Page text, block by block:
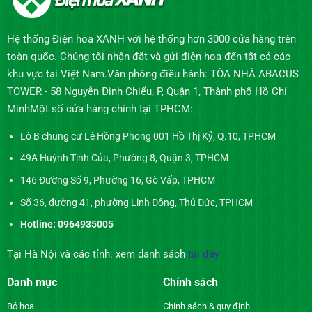
Hệ thống Điện hoa XANH với hệ thống hơn 3000 cửa hàng trên
toàn quốc. Chúng tôi nhận đặt và gửi điện hoa đến tất cả các
khu vực tại Việt Nam.Văn phòng điều hành: TÒA NHÀ ABACUS
TOWER - 58 Nguyễn Đình Chiểu, P, Quận 1, Thành phố Hồ Chí
MinhMột số cửa hàng chính tại TPHCM:
Lô B chung cư Lê Hồng Phong 001 Hồ Thị Kỷ, Q.10, TPHCM
49A Huỳnh Tịnh Của, Phường 8, Quận 3, TPHCM
146 Đường Số 9, Phường 16, Gò Vấp, TPHCM
Số 36, đường 41, phường Linh Đông, Thủ Đức, TPHCM
Hotline: 0964935005
Tại Hà Nội và các tỉnh: xem danh sách tại đây
Danh mục
Bó hoa
Chính sách
Chính sách & quy định